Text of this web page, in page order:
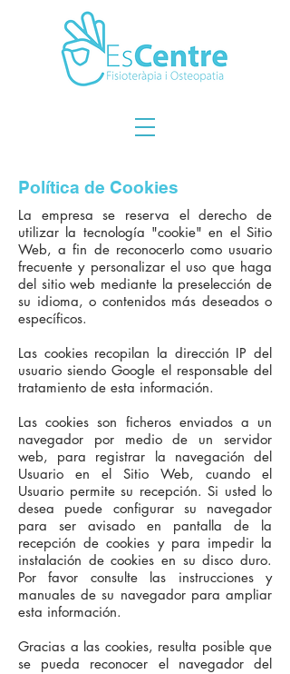
Política de Cookies
La empresa se reserva el derecho de
utilizar la tecnología "cookie" en el Sitio
Web, a fin de reconocerlo como usuario
frecuente y personalizar el uso que haga
del sitio web mediante la preselección de
su idioma, o contenidos más deseados o
específicos.
Las cookies recopilan la dirección IP del
usuario siendo Google el responsable del
tratamiento de esta información.
Las cookies son ficheros enviados a un
navegador por medio de un servidor
web, para registrar la navegación del
Usuario en el Sitio Web, cuando el
Usuario permite su recepción. Si usted lo
desea puede configurar su navegador
para ser avisado en pantalla de la
recepción de cookies y para impedir la
instalación de cookies en su disco duro.
Por favor consulte las instrucciones y
manuales de su navegador para ampliar
esta información.
Gracias a las cookies, resulta posible que
se pueda reconocer el navegador del